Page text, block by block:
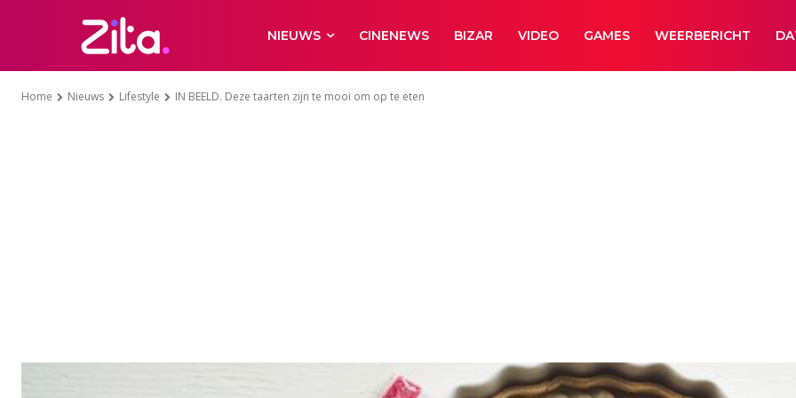
NIEUWS CINENEWS BIZAR VIDEO GAMES WEERBERICHT
Home Nieuws Lifestyle IN BEELD. Deze taarten zijn te mooi om op te eten